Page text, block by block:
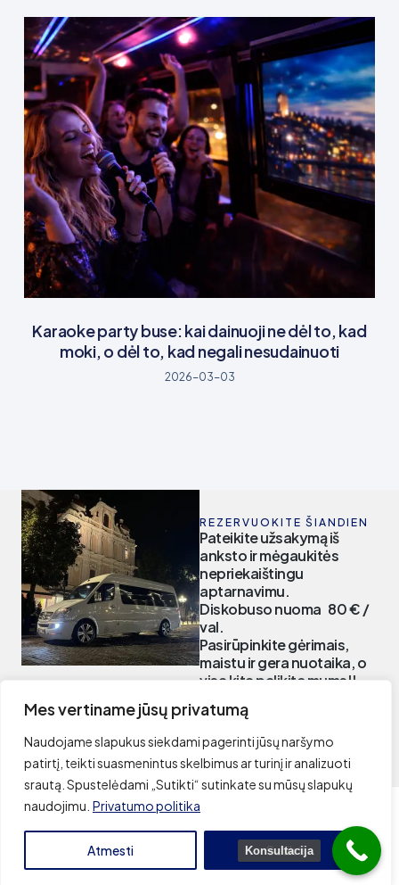
Mes vertiname jūsų privatumą
Naudojame slapukus siekdami pagerinti jūsų naršymo
patirtį, teikti suasmenintus skelbimus ar turinį ir analizuoti
srautą. Spustelėdami „Sutikti“ sutinkate su mūsų slapukų
naudojimu. Privatumo politika
Atmesti Sutikti
Karaoke party buse: kai dainuoji ne dėl to, kad
moki, o dėl to, kad negali nesudainuoti
2026-03-03
REZERVUOKITE ŠIANDIEN
Pateikite užsakymą iš
anksto ir mėgaukitės
nepriekaištingu
aptarnavimu.
Diskobuso nuoma 80 € /
val.
Pasirūpinkite gėrimais,
maistu ir gera nuotaika, o
visa kita palikite mums!!
rezervacija
© 2026 Diskobusas. Partybuso nuoma visoje Lietuvoje
Privatumo politikaKonsultacija